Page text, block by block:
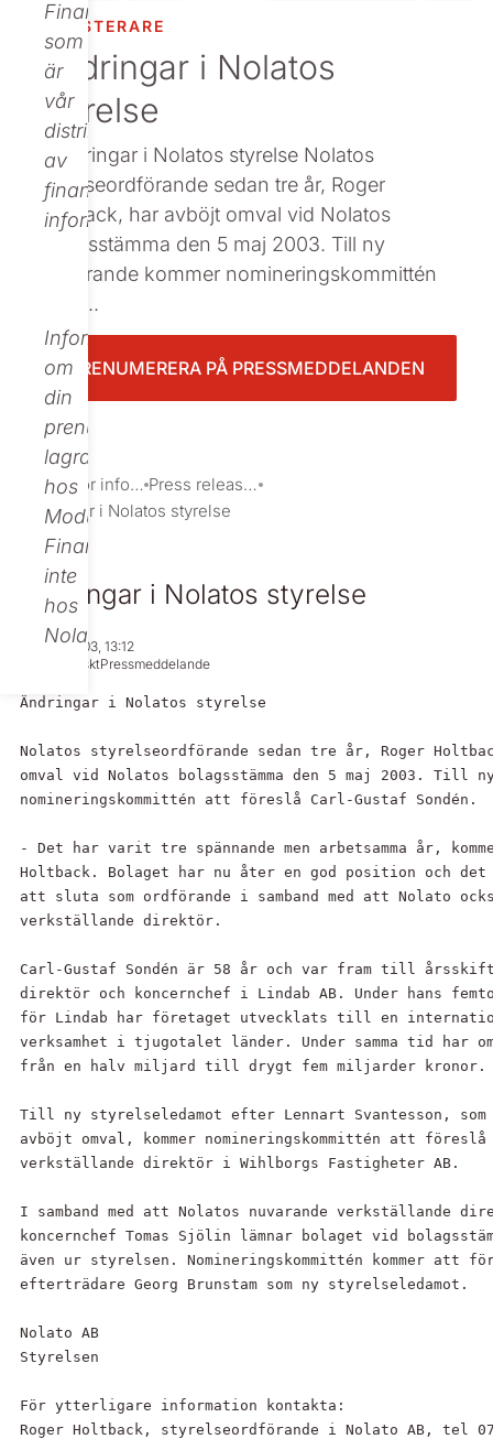
Finance,
som
är
vår
distributör
av
finansiell
information.
Informationen
om
din
prenumeration
lagras
hos
Modular
Finance,
inte
hos
Nolato.
INVESTERARE
Ändringar i Nolatos
styrelse
: Ändringar i Nolatos styrelse Nolatos
styrelseordförande sedan tre år, Roger
Holtback, har avböjt omval vid Nolatos
bolagsstämma den 5 maj 2003. Till ny
ordförande kommer nomineringskommittén
att fö...
PRENUMERERA PÅ PRESSMEDDELANDEN
Investor information
Press releases
Ändringar i Nolatos styrelse
Ändringar i Nolatos styrelse
Mar 18, 2003, 13:12
RegulatorisktPressmeddelande
Ändringar i Nolatos styrelse
Nolatos styrelseordförande sedan tre år, Roger
omval vid Nolatos bolagsstämma den 5 maj 2003. Till ny
nomineringskommittén att föreslå Carl-Gustaf Sondén.
- Det har varit tre spännande men arbetsamma år,
Holtback. Bolaget har nu åter en god position och
att sluta som ordförande i samband med att Nolato
verkställande direktör.
Carl-Gustaf Sondén är 58 år och var fram till
direktör och koncernchef i Lindab AB. Under hans
för Lindab har företaget utvecklats till en
verksamhet i tjugotalet länder. Under samma tid har
från en halv miljard till drygt fem miljarder kronor.
Till ny styrelseledamot efter Lennart Svantesson,
avböjt omval, kommer nomineringskommittén att
verkställande direktör i Wihlborgs Fastigheter AB.
I samband med att Nolatos nuvarande verkställande
koncernchef Tomas Sjölin lämnar bolaget vid
även ur styrelsen. Nomineringskommittén kommer att
efterträdare Georg Brunstam som ny styrelseledamot.
Nolato AB
Styrelsen
För ytterligare information kontakta:
Roger Holtback, styrelseordförande i Nolato AB, tel